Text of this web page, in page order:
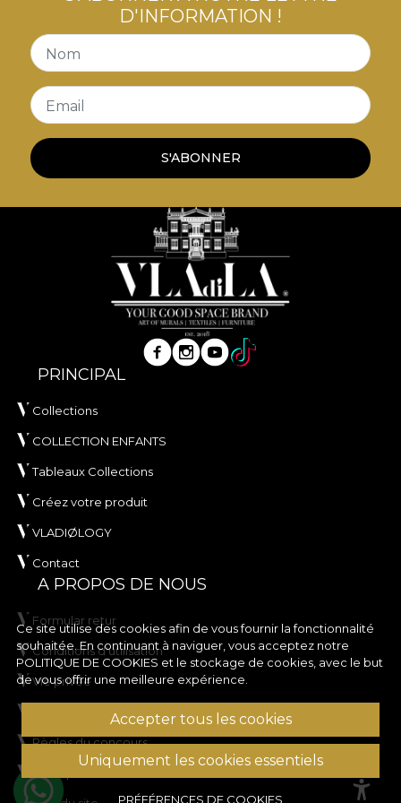
Ce site utilise des cookies afin de vous fournir la fonctionnalité
souhaitée. En continuant à naviguer, vous acceptez notre
POLITIQUE DE COOKIES et le stockage de cookies, avec le but
de vous offrir une meilleure expérience.
Accepter tous les cookies
Uniquement les cookies essentiels
PRÉFÉRENCES DE COOKIES
D'INFORMATION !
Nom
Email
S'ABONNER
PRINCIPAL
Collections
COLLECTION ENFANTS
Tableaux Collections
Créez votre produit
VLADIØLOGY
Contact
A PROPOS DE NOUS
Formular retur
Conditions d'utilisation
Vie privée
Règles de la campagne de rabais
Règles du concours
Politique en matière de cookies